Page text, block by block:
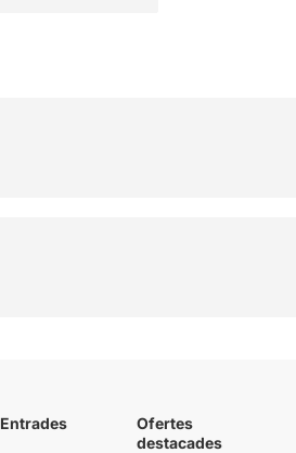
Entrades
Ofertes
destacades